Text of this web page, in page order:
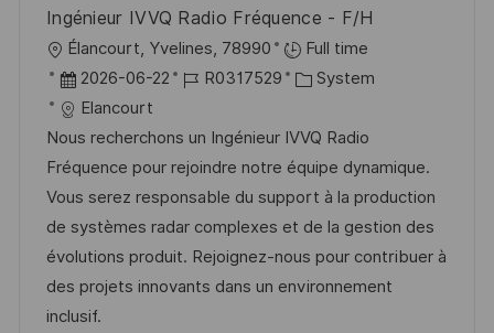
c
h
u
g
r
ö
f
f
e
n
t
l
i
c
Ingénieur IVVQ Radio Fréquence - F/H
O
r
t
Élancourt, Yvelines, 78990
Full time
D
a
t
u
m
d
e
r
V
2026-06-22
J
b
-
I
D
R0317529
K
t
e
g
o
r
i
System
Elancourt
Nous recherchons un Ingénieur IVVQ Radio
Fréquence pour rejoindre notre équipe dynamique.
Vous serez responsable du support à la production
de systèmes radar complexes et de la gestion des
évolutions produit. Rejoignez-nous pour contribuer à
des projets innovants dans un environnement
inclusif.